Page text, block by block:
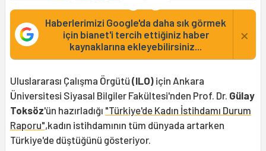
Haberlerimizi Google'da daha sık görmek
için bianet'i tercih ettiğiniz haber
kaynaklarına ekleyebilirsiniz...
×
Uluslararası Çalışma Örgütü (ILO) için Ankara
Üniversitesi Siyasal Bilgiler Fakültesi'nden Prof. Dr. Gülay
Toksöz'ün hazırladığı "Türkiye'de Kadın İstihdamı Durum
Raporu",kadın istihdamının tüm dünyada artarken
Türkiye'de düştüğünü gösteriyor.